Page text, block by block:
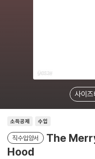
사이즈
소득공제 수입
직수입양서
The
Hood